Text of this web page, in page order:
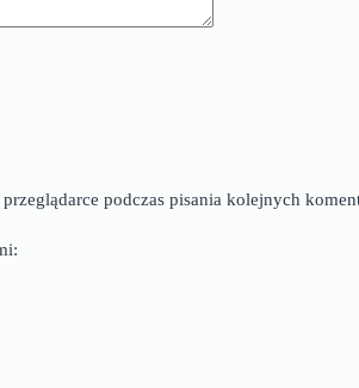
podczas pisania kolejnych